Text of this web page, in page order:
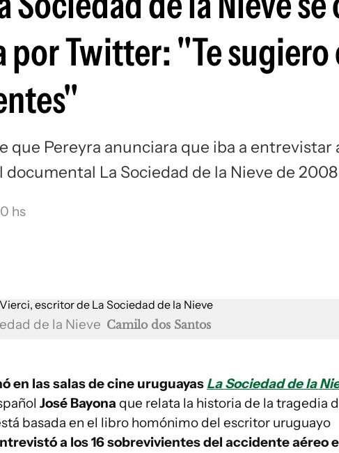
por Twitter: "Te
que Pereyra anunciara que iba a entrevistar
La Sociedad de la Nieve de 2008
hs
de la Nieve Camilo dos Santos
en las salas de cine uruguayas La Sociedad de la
José Bayona que relata la historia de la tragedia
basada en el libro homónimo del escritor uruguayo
a los 16 sobrevivientes del accidente aéreo